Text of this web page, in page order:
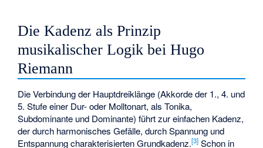
Die Kadenz als Prinzip
musikalischer Logik bei Hugo
Riemann
Die Verbindung der Hauptdreiklänge (Akkorde der 1., 4. und
5. Stufe einer Dur- oder Molltonart, als Tonika,
Subdominante und Dominante) führt zur einfachen Kadenz,
der durch harmonisches Gefälle, durch Spannung und
Entspannung charakterisierten Grundkadenz.[3] Schon in